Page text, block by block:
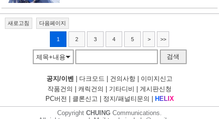
새로고침 다음페이지
1 2 3 4 5 > >>
제목+내용 검색
공지/이벤 다크모드 건의사항
이미지신고
작품건의
캐릭건의 기타디비
게시판신청
PC버전
클론신고 정지/패널티문의 H E LI X
Copyright CHUING Communications.